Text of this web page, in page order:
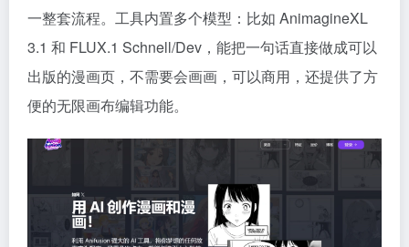
一整套流程。工具内置多个模型：比如 AnimagineXL
3.1 和 FLUX.1 Schnell/Dev，能把一句话直接做成可以
出版的漫画页，不需要会画画，可以商用，还提供了方
便的无限画布编辑功能。